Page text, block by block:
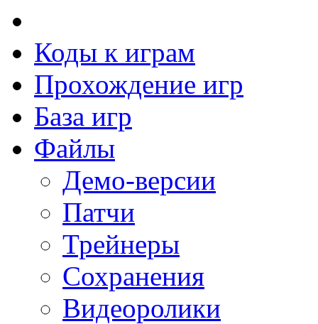
Коды к играм
Прохождение игр
База игр
Файлы
Демо-версии
Патчи
Трейнеры
Сохранения
Видеоролики